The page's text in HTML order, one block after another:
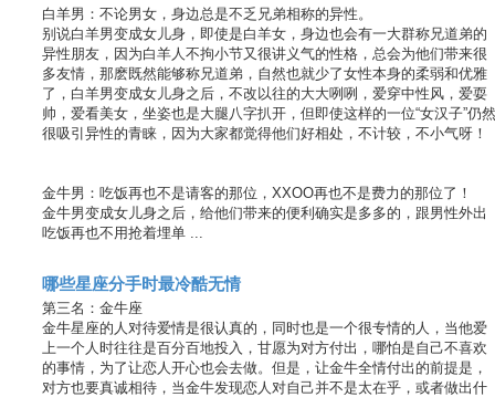
白羊男：不论男女，身边总是不乏兄弟相称的异性。
别说白羊男变成女儿身，即使是白羊女，身边也会有一大群称兄道弟的
异性朋友，因为白羊人不拘小节又很讲义气的性格，总会为他们带来很
多友情，那麽既然能够称兄道弟，自然也就少了女性本身的柔弱和优雅
了，白羊男变成女儿身之后，不改以往的大大咧咧，爱穿中性风，爱耍
帅，爱看美女，坐姿也是大腿八字扒开，但即使这样的一位“女汉子”仍然
很吸引异性的青睐，因为大家都觉得他们好相处，不计较，不小气呀！
金牛男：吃饭再也不是请客的那位，XXOO再也不是费力的那位了！
金牛男变成女儿身之后，给他们带来的便利确实是多多的，跟男性外出
吃饭再也不用抢着埋单 ...
哪些星座分手时最冷酷无情
第三名：金牛座
金牛星座的人对待爱情是很认真的，同时也是一个很专情的人，当他爱
上一个人时往往是百分百地投入，甘愿为对方付出，哪怕是自己不喜欢
的事情，为了让恋人开心也会去做。但是，让金牛全情付出的前提是，
对方也要真诚相待，当金牛发现恋人对自己并不是太在乎，或者做出什